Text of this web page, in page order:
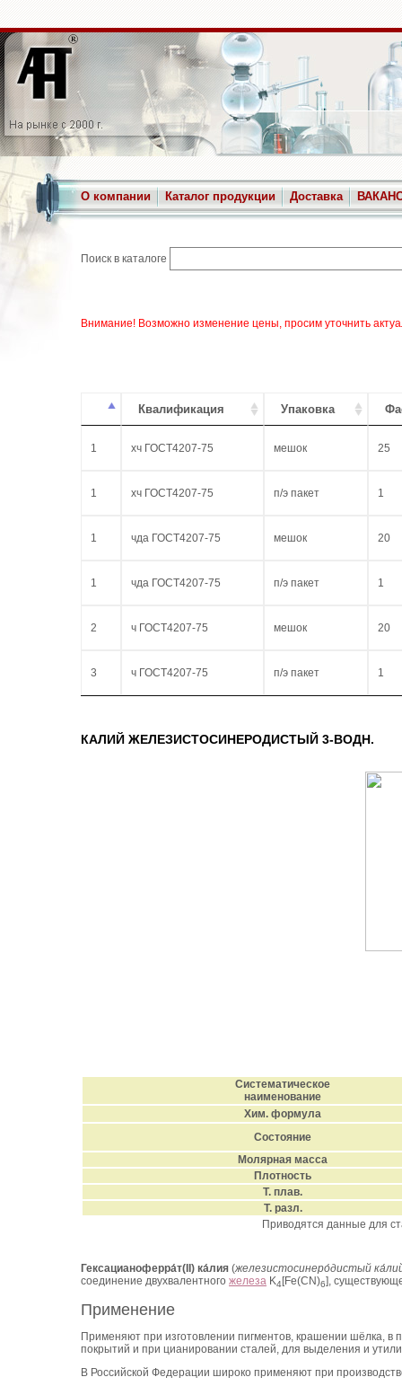
О компании Каталог продукции Доставка
Поиск в каталоге
Внимание! Возможно изменение цены, просим уточнить
Квалификация Упаковка
1 хч ГОСТ4207-75 мешок 25
1 хч ГОСТ4207-75 п/э пакет 1
1 чда ГОСТ4207-75 мешок 20
1 чда ГОСТ4207-75 п/э пакет 1
2 ч ГОСТ4207-75 мешок 20
3 ч ГОСТ4207-75 п/э пакет 1
КАЛИЙ ЖЕЛЕЗИСТОСИНЕРОДИСТЫЙ 3-ВОДН.
Систематическое
наименование
Хим. формула
Состояние
Молярная масса
Плотность
Т. плав.
Т. разл.
Приводятся данные для
Гексацианоферра́т(II) ка́лия (железистосинеро́дистый
соединение двухвалентного железа K4[Fe(CN)6],
Применение
Применяют при изготовлении пигментов, крашении шёлка, в
покрытий и при цианировании сталей, для выделения и
В Российской Федерации широко применяют при